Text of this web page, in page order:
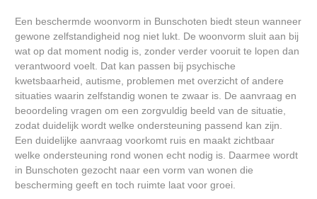
Een beschermde woonvorm in Bunschoten biedt steun wanneer
gewone zelfstandigheid nog niet lukt. De woonvorm sluit aan bij
wat op dat moment nodig is, zonder verder vooruit te lopen dan
verantwoord voelt. Dat kan passen bij psychische
kwetsbaarheid, autisme, problemen met overzicht of andere
situaties waarin zelfstandig wonen te zwaar is. De aanvraag en
beoordeling vragen om een zorgvuldig beeld van de situatie,
zodat duidelijk wordt welke ondersteuning passend kan zijn.
Een duidelijke aanvraag voorkomt ruis en maakt zichtbaar
welke ondersteuning rond wonen echt nodig is. Daarmee wordt
in Bunschoten gezocht naar een vorm van wonen die
bescherming geeft en toch ruimte laat voor groei.